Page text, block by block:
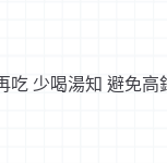
吃 少喝湯知 避免高